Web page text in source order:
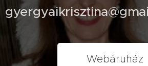
Webáruház